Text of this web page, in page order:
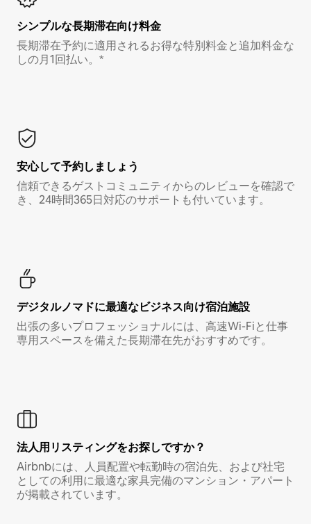
シンプルな長期滞在向け料金
長期滞在予約に適用されるお得な特別料金と追加料金な
しの月1回払い。*
安心して予約しましょう
信頼できるゲストコミュニティからのレビューを確認で
き、24時間365日対応のサポートも付いています。
デジタルノマド⁠に最⁠適⁠なビ⁠ジ⁠ネ⁠ス⁠向⁠け宿⁠泊⁠施⁠設
出張の多いプロフェッショナルには、高速Wi-Fiと仕事
専用スペースを備えた長期滞在先がおすすめです。
法人用リスティングをお探しですか？
Airbnbには、人員配置や転勤時の宿泊先、および社宅
としての利用に最適な家具完備のマンション・アパート
が掲載されています。